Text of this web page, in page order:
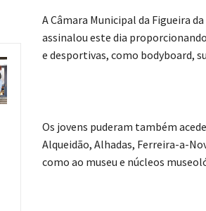
A Câmara Municipal da Figueira
assinalou este dia
e desportivas, como bodyboard,
Os jovens puderam também
Alqueidão, Alhadas, Ferreira-a-
como ao museu e núcleos